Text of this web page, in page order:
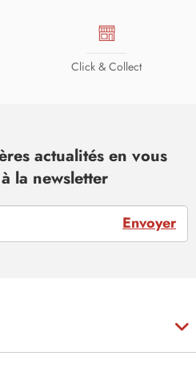
Click & Collect
actualités en vous
la newsletter
Envoyer